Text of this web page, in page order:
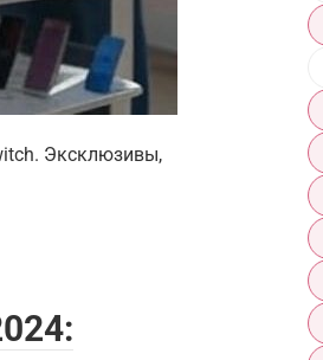
Эксклюзивы,